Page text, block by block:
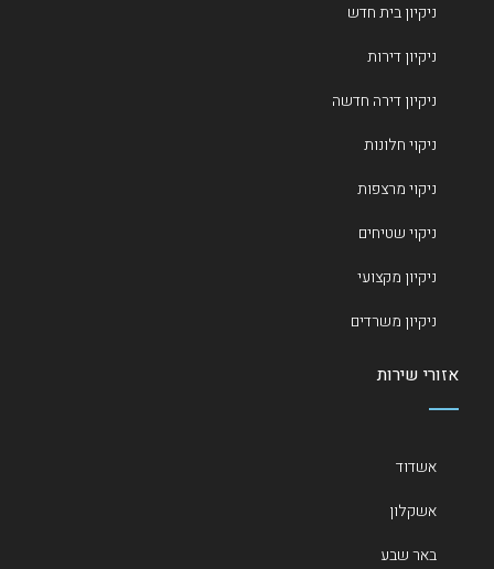
ניקיון בית חדש
ניקיון דירות
ניקיון דירה חדשה
ניקוי חלונות
ניקוי מרצפות
ניקוי שטיחים
ניקיון מקצועי
ניקיון משרדים
אזורי שירות
אשדוד
אשקלון
באר שבע